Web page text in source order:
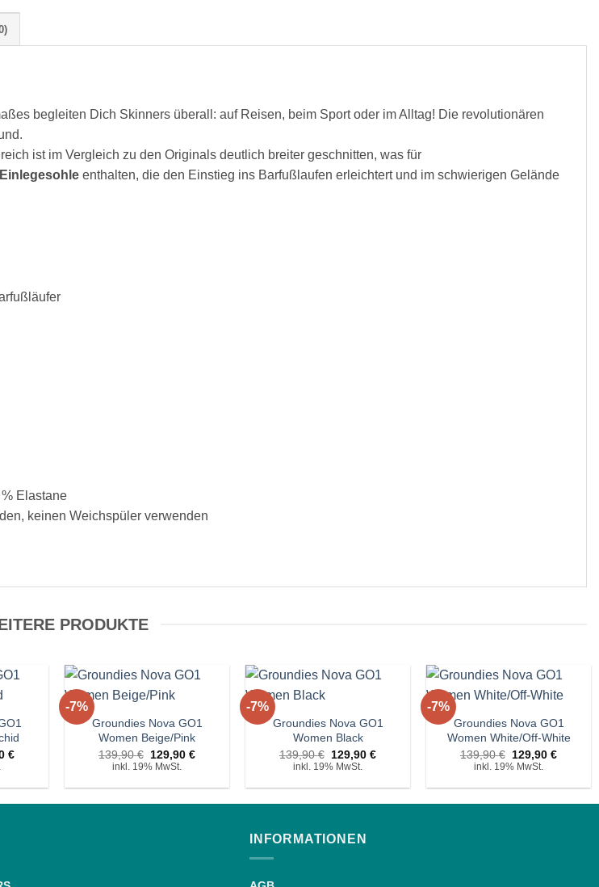
begleiten Dich Skinners überall: auf Reisen, beim Sport oder im Alltag! Die revolutionären
ist im Vergleich zu den Originals deutlich breiter geschnitten, was für
enthalten, die den Einstieg ins Barfußlaufen erleichtert und im schwierigen Gelände
Elastane
keinen Weichspüler verwenden
PRODUKTE
€
€Aktueller
129,90 €.
-7%
Wunschliste!
+
Groundies Nova GO1
Women Beige/Pink
139,90€ Ursprünglicher
Preis
139,90 €
129,90€Aktueller
129,90 €.
inkl. 19% MwSt.
-7%
Wunschliste!
+
Groundies Nova GO1
Women Black
139,90€ Ursprünglicher
Preis
139,90 €
129,90€Aktueller
129,90 €.
inkl. 19% MwSt.
-7%
Wunschliste!
+
Groundies Nova GO1
Women White/Off-White
139,90€ Ursprünglicher
Preis
139,90 €
129,90€
129,90
inkl. 19% MwSt.
INFORMATIONEN